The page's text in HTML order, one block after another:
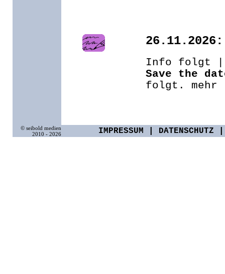
Info folgt
Save the
folgt. mehr
© seibold medien
2010 - 2026
IMPRESSUM DATENSCHUTZ